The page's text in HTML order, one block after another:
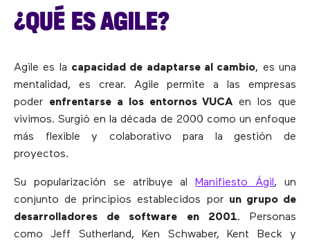
¿QUÉ ES AGILE?
Agile es la capacidad de adaptarse al cambio, es una
mentalidad, es crear. Agile permite a las empresas
poder enfrentarse a los entornos VUCA en los que
vivimos. Surgió en la década de 2000 como un enfoque
más flexible y colaborativo para la gestión de
proyectos.
Su popularización se atribuye al Manifiesto Ágil , un
conjunto de principios establecidos por un grupo de
desarrolladores de software en 2001. Personas
como Jeff Sutherland, Ken Schwaber, Kent Beck y